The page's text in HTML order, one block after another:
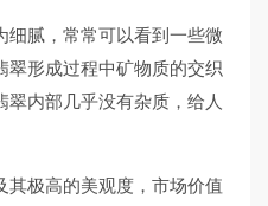
细腻，常常可以看到一些微
翠形成过程中矿物质的交织
内部几乎没有杂质，给人
其极高的美观度，市场价值